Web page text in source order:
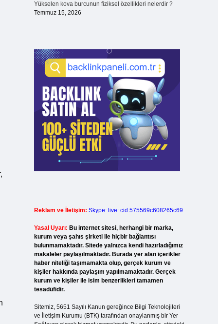
Yükselen kova burcunun fiziksel özellikleri nelerdir ?
Temmuz 15, 2026
Reklam ve İletişim: Skype: live:.cid.575569c608265c69
Yasal Uyarı: Bu internet sitesi, herhangi bir marka,
kurum veya şahıs şirketi ile hiçbir bağlantısı
bulunmamaktadır. Sitede yalnızca kendi hazırladığımız
makaleler paylaşılmaktadır. Burada yer alan içerikler
haber niteliği taşımamakta olup, gerçek kurum ve
kişiler hakkında paylaşım yapılmamaktadır. Gerçek
kurum ve kişiler ile isim benzerlikleri tamamen
tesadüfidir.
Sitemiz, 5651 Sayılı Kanun gereğince Bilgi Teknolojileri
ve İletişim Kurumu (BTK) tarafından onaylanmış bir Yer